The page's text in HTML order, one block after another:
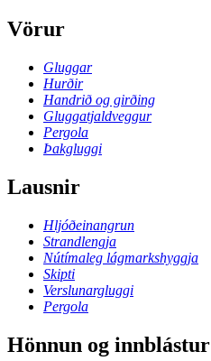
Vörur
Gluggar
Hurðir
Handrið og girðing
Gluggatjaldveggur
Pergola
Þakgluggi
Lausnir
Hljóðeinangrun
Strandlengja
Nútímaleg lágmarkshyggja
Skipti
Verslunargluggi
Pergola
Hönnun og innblástur